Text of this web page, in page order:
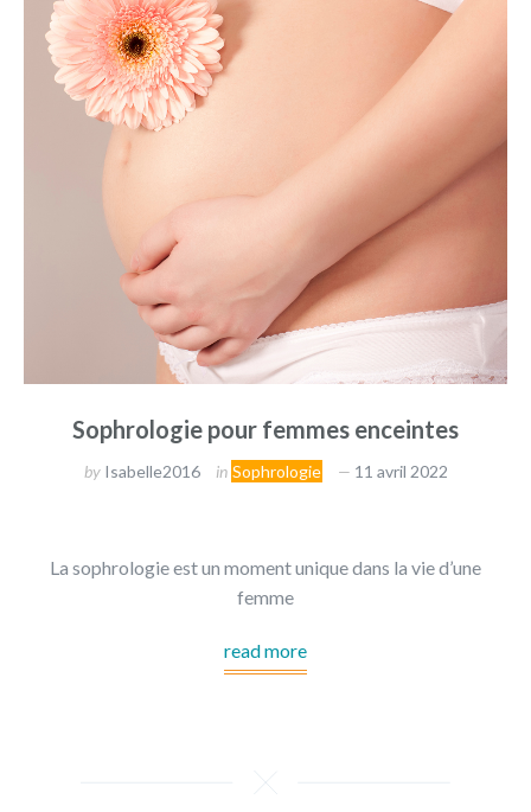
Sophrologie pour femmes enceintes
by Isabelle2016 in Sophrologie 11 avril 2022
La sophrologie est un moment unique dans la vie d’une
femme
read more